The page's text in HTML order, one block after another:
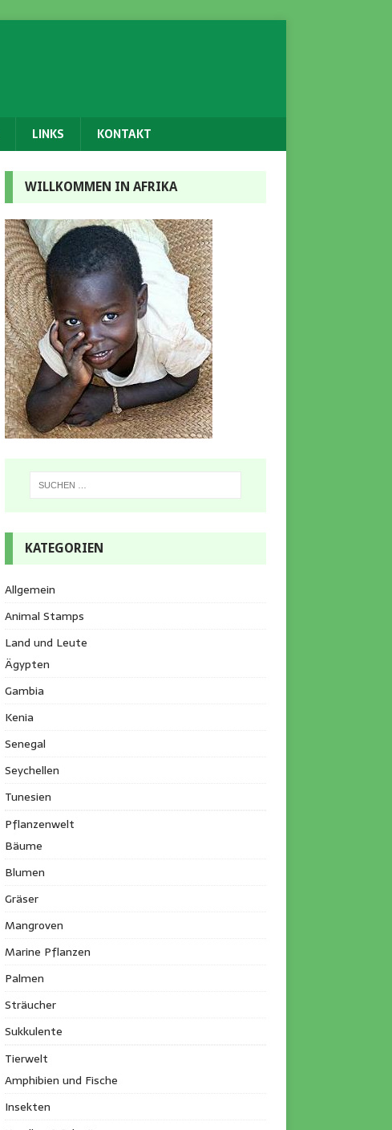
LINKS KONTAKT
WILLKOMMEN IN AFRIKA
KATEGORIEN
Allgemein
Animal Stamps
Land und Leute
Ägypten
Gambia
Kenia
Senegal
Seychellen
Tunesien
Pflanzenwelt
Bäume
Blumen
Gräser
Mangroven
Marine Pflanzen
Palmen
Sträucher
Sukkulente
Tierwelt
Amphibien und Fische
Insekten